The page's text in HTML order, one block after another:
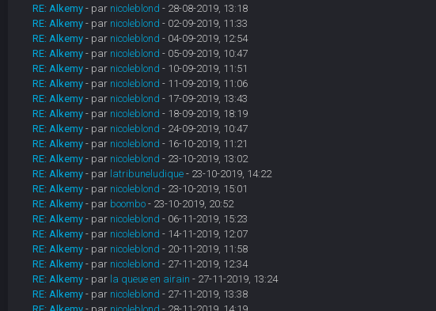
RE: Alkemy - par nicoleblond - 28-08-2019, 13:18
RE: Alkemy - par nicoleblond - 02-09-2019, 11:33
RE: Alkemy - par nicoleblond - 04-09-2019, 12:54
RE: Alkemy - par nicoleblond - 05-09-2019, 10:47
RE: Alkemy - par nicoleblond - 10-09-2019, 11:51
RE: Alkemy - par nicoleblond - 11-09-2019, 11:06
RE: Alkemy - par nicoleblond - 17-09-2019, 13:43
RE: Alkemy - par nicoleblond - 18-09-2019, 18:19
RE: Alkemy - par nicoleblond - 24-09-2019, 10:47
RE: Alkemy - par nicoleblond - 16-10-2019, 11:21
RE: Alkemy - par nicoleblond - 23-10-2019, 13:02
RE: Alkemy - par latribuneludique- 23-10-2019, 14:22
RE: Alkemy - par nicoleblond - 23-10-2019, 15:01
RE: Alkemy - par boombo- 23-10-2019, 20:52
RE: Alkemy - par nicoleblond - 06-11-2019, 15:23
RE: Alkemy - par nicoleblond - 14-11-2019, 12:07
RE: Alkemy - par nicoleblond - 20-11-2019, 11:58
RE: Alkemy - par nicoleblond - 27-11-2019, 12:34
RE: Alkemy - par la queue en airain - 27-11-2019, 13:24
RE: Alkemy - par nicoleblond - 27-11-2019, 13:38